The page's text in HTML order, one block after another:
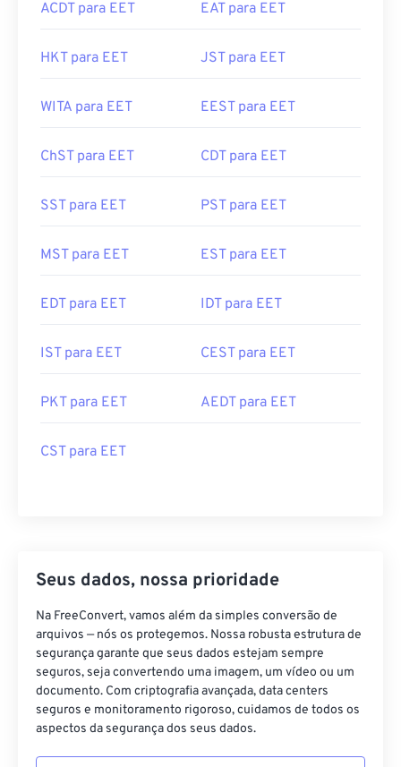
ACDT para EET EAT para EET
HKT para EET JST para EET
WITA para EET EEST para EET
ChST para EET CDT para EET
SST para EET PST para EET
MST para EET EST para EET
EDT para EET IDT para EET
IST para EET CEST para EET
PKT para EET AEDT para EET
CST para EET
Seus dados, nossa prioridade
Na FreeConvert, vamos além da simples conversão de
arquivos — nós os protegemos. Nossa robusta estrutura de
segurança garante que seus dados estejam sempre
seguros, seja convertendo uma imagem, um vídeo ou um
documento. Com criptografia avançada, data centers
seguros e monitoramento rigoroso, cuidamos de todos os
aspectos da segurança dos seus dados.